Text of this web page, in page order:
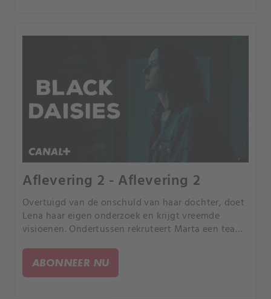
Aflevering 2 - Aflevering 2
Overtuigd van de onschuld van haar dochter, doet
Lena haar eigen onderzoek en krijgt vreemde
visioenen. Ondertussen rekruteert Marta een team
voeren in de verlaten tunnels onder de stad.
ABONNEER NU